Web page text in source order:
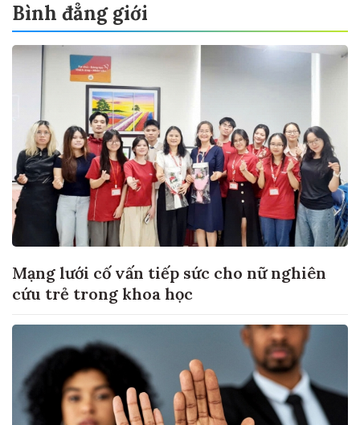
Bình đẳng giới
Mạng lưới cố vấn tiếp sức cho nữ nghiên
cứu trẻ trong khoa học